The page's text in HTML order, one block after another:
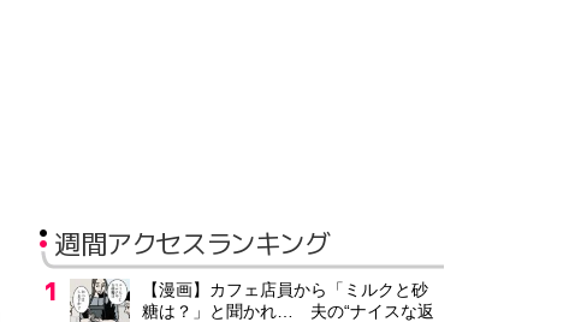
週間アクセスランキング
【漫画】カフェ店員から「ミルクと砂
糖は？」と聞かれ… 夫の“ナイスな返